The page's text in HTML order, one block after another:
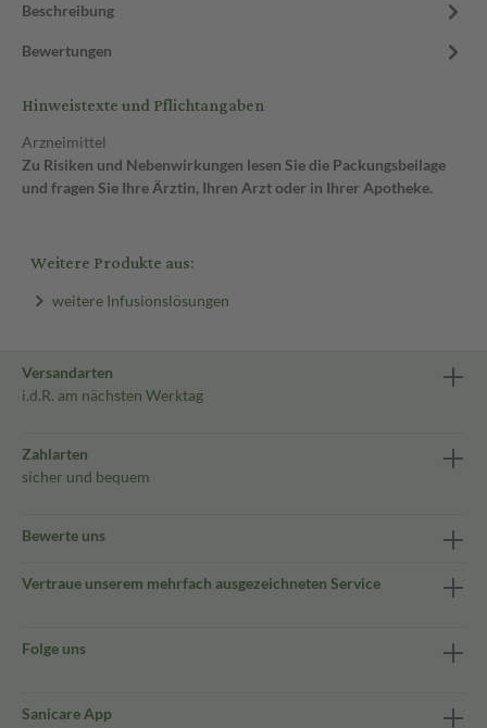
Beschreibung
Bewertungen
Hinweistexte und Pflichtangaben
Arzneimittel
Zu Risiken und Nebenwirkungen lesen Sie die Packungsbeilage
und fragen Sie Ihre Ärztin, Ihren Arzt oder in Ihrer Apotheke.
Weitere Produkte aus:
weitere Infusionslösungen
Versandarten
i.d.R. am nächsten Werktag
Zahlarten
sicher und bequem
Bewerte uns
Vertraue unserem mehrfach ausgezeichneten Service
Folge uns
Sanicare App